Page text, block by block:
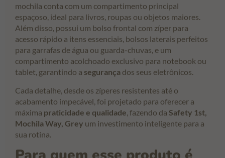
mochila conta com um compartimento principal
espaçoso, ideal para livros, roupas ou objetos maiores.
Além disso, possui um bolso frontal com zíper para
acesso rápido a itens essenciais, bolsos laterais perfeitos
para garrafas de água ou guarda-chuvas, e um
compartimento acolchoado exclusivo para notebook ou
tablet, garantindo a segurança dos seus eletrônicos.
Cada detalhe, desde os zíperes resistentes até o
acabamento impecável, foi projetado para oferecer a
máxima praticidade e qualidade , fazendo da Safety 1st,
Mochila Way, Grey um investimento inteligente para a
sua rotina.